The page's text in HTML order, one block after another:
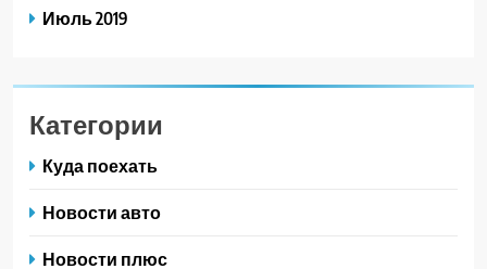
Июль 2019
Категории
Куда поехать
Новости авто
Новости плюс